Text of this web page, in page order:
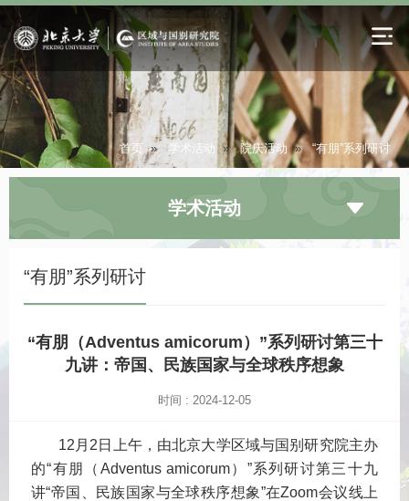
首页 » 学术活动 » 院庆活动 » “有朋”系列研讨
学术活动
“有朋”系列研讨
“有朋（Adventus amicorum）”系列研讨第三十
九讲：帝国、民族国家与全球秩序想象
时间 : 2024-12-05
12月2日上午，由北京大学区域与国别研究院主办
的“有朋（Adventus amicorum）”系列研讨第三十九
讲“帝国、民族国家与全球秩序想象”在Zoom会议线上